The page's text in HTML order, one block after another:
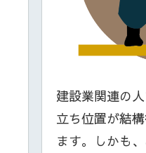
建設業関連の
立ち位置が結
ます。しかも